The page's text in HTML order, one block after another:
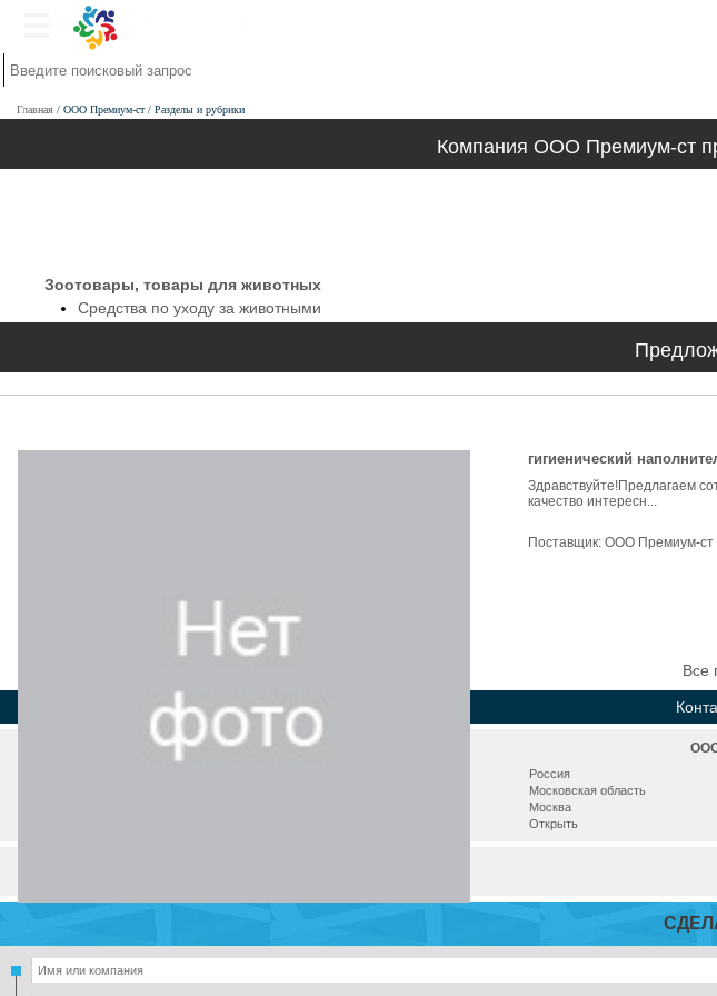
Главная ООО Премиум-ст Разделы и рубрики
Компания ООО Премиум-ст
Зоотовары, товары для животных
Средства по уходу за животными
гигиенический
Здравствуйте!Предлагаем
качество интересн...
Поставщик: ООО Премиум-ст
Все
Россия
Московская область
Москва
Открыть